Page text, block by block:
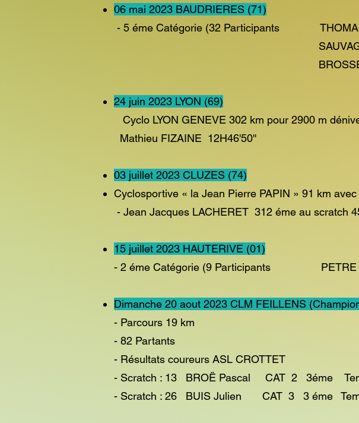
06 mai 2023 BAUDRIERES (71)
- 5 éme Catégorie (32 Participants
SAUVAGE
BROSSELIN
24 juin 2023 LYON (69)
Cyclo LYON GENEVE 302 km pour 2900 m
Mathieu FIZAINE 12H46'50''
03 juillet 2023 CLUZES (74)
Cyclosportive « la Jean Pierre PAPIN » 91 km
- Jean Jacques LACHERET 312 éme au scratch
15 juillet 2023 HAUTERIVE (01)
- 2 éme Catégorie (9 Participants PETRE
Dimanche 20 aout 2023 CLM FEILLENS
- Parcours 19 km
- 82 Partants
- Résultats coureurs ASL CROTTET
- Scratch : 13 BROË Pascal CAT 2 3éme
- Scratch : 26 BUIS Julien CAT 3 3 éme